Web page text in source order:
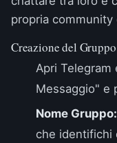
propria community
Creazione del Gruppo
Apri Telegram
Messaggio" e
Nome Gruppo:
che identifichi